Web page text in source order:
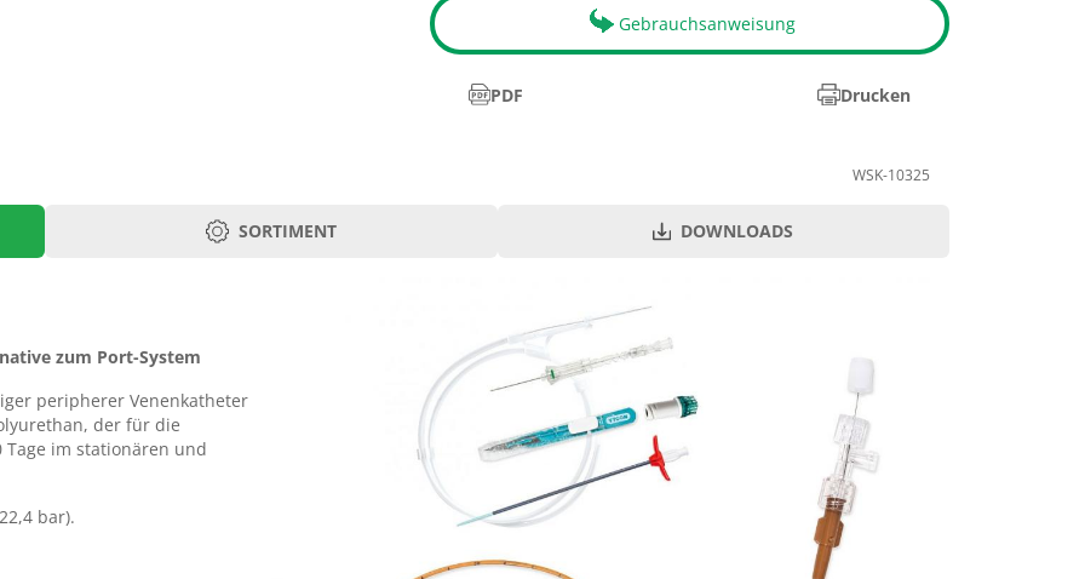
Gebrauchsanweisung
PDF Drucken
WSK-10325
SORTIMENT
8394.105
50
55 50 8394.206
50 8394.25
55
DOWNLOADS
zum Port-System
peripherer Venenkatheter
der für die
im stationären und
bar).